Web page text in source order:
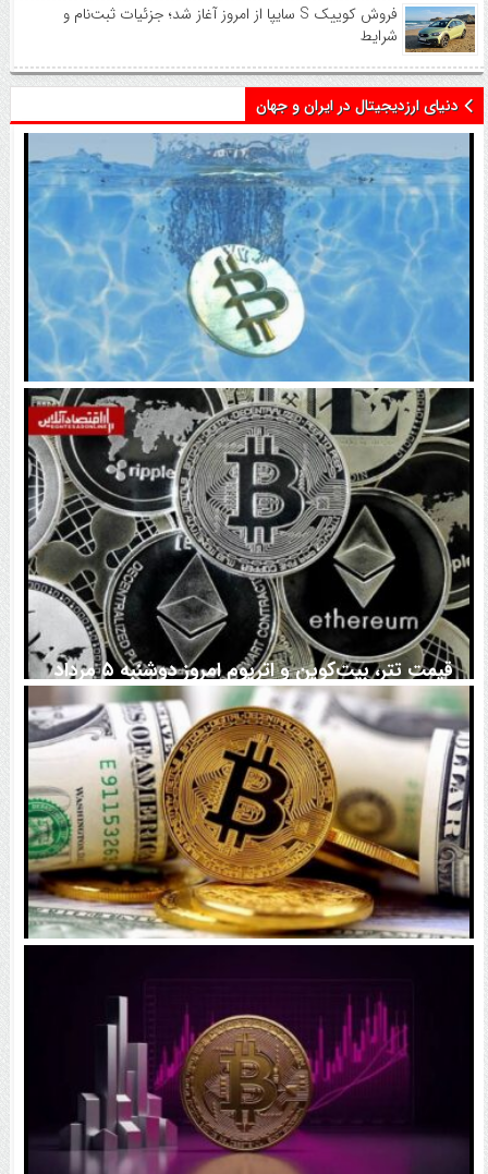
فروش کوییک S سایپا از امروز آغاز شد؛ جزئیات ثبت‌نام و
شرایط
دنیای ارزدیجیتال در ایران و جهان
اتفاق تاریخی در بازار رمزارزها / بیت‌کوین سبز شد
قیمت تتر، بیت‌کوین و اتریوم امروز دوشنبه ۵ مرداد
۱۴۰۵ | بیت‌کوین این مرز را از دست بدهد، همه‌چیز تغییر
می‌کند